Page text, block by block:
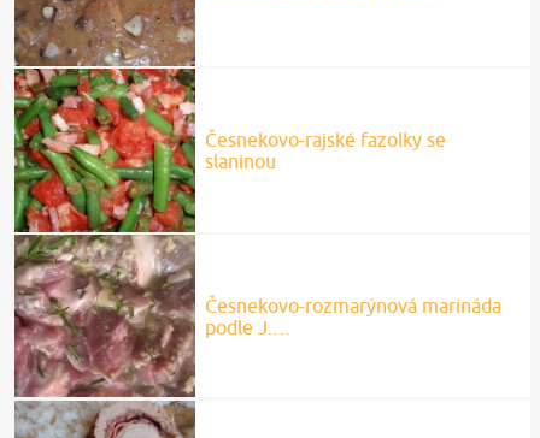
Česnekovo-rajské fazolky se
slaninou
Česnekovo-rozmarýnová marináda
podle J.…